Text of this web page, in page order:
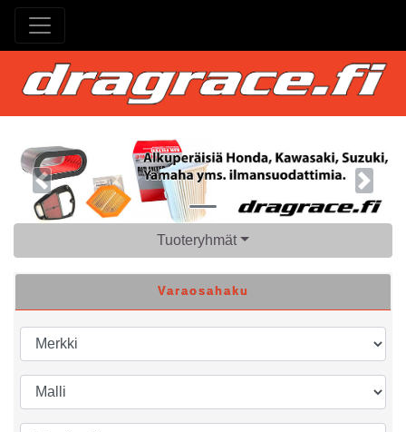
Previous Next
Tuoteryhmät
Varaosahaku